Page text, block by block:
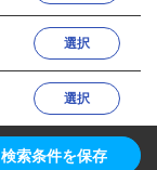
選択
選択
検索条件を保存